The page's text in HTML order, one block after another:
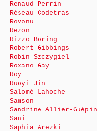
Renaud Perrin
Réseau Codetras
Revenu
Rezon
Rizzo Boring
Robert Gibbings
Robin Szczygiel
Roxane Gay
Roy
Ruoyi Jin
Salomé Lahoche
Samson
Sandrine Allier-Guépin
Sani
Saphia Arezki